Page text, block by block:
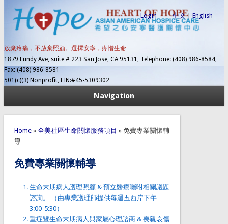
放棄疼痛，不放棄照顧。選擇安寧，疼惜生命
1879 Lundy Ave, suite # 223 San Jose, CA 95131, Telephone: (408) 986-8584,
Fax: (408) 986-8581
501(c)(3) Nonprofit, EIN:#45-5309302
中文| English
Login
Navigation
You are here
Home» 全美社區生命關懷服務項目 » 免費專業關懷輔
導
免費專業關懷輔導
生命末期病人護理照顧 & 預立醫療囑咐相關議題
諮詢。 （由專業護理師提供每週五西岸下午
3:00-5:30）
重症暨生命末期病人與家屬心理諮商 & 喪親哀傷